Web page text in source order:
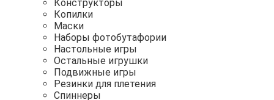
Конструкторы
Копилки
Маски
Наборы фотобутафории
Настольные игры
Остальные игрушки
Подвижные игры
Резинки для плетения
Спиннеры